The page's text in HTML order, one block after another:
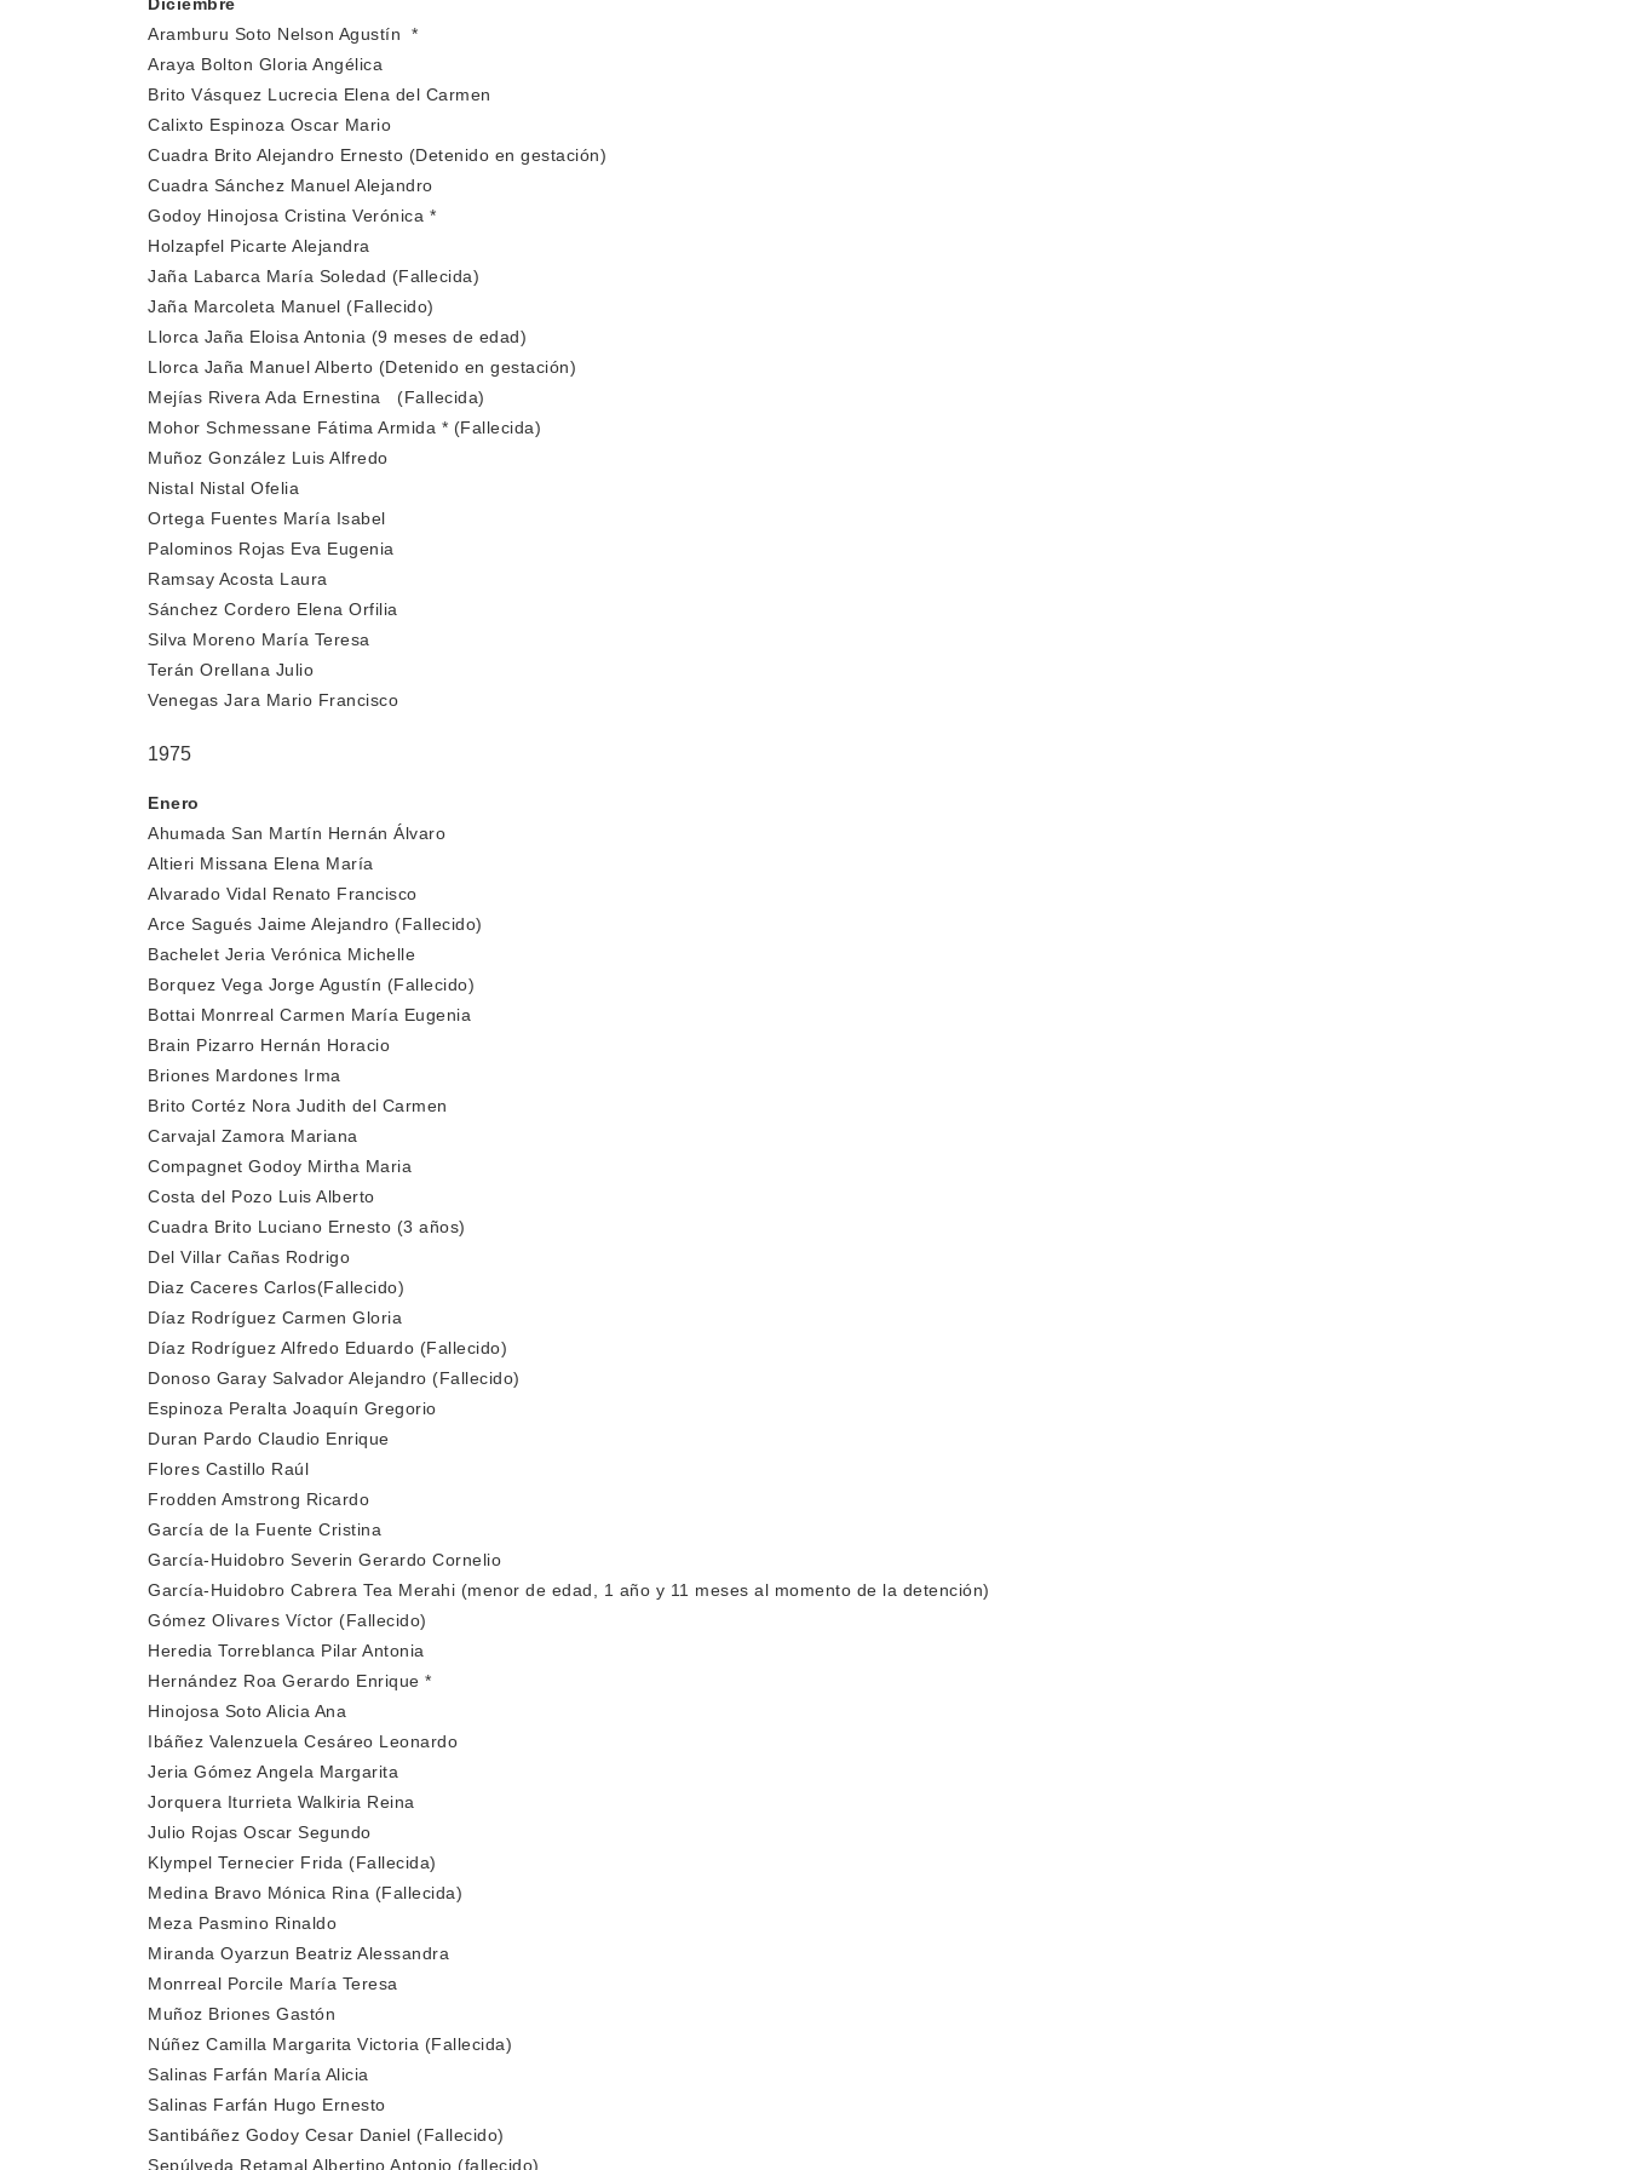
Diciembre
Aramburu Soto Nelson Agustín *
Araya Bolton Gloria Angélica
Brito Vásquez Lucrecia Elena del Carmen
Calixto Espinoza Oscar Mario
Cuadra Brito Alejandro Ernesto (Detenido en gestación)
Cuadra Sánchez Manuel Alejandro
Godoy Hinojosa Cristina Verónica *
Holzapfel Picarte Alejandra
Jaña Labarca María Soledad (Fallecida)
Jaña Marcoleta Manuel (Fallecido)
Llorca Jaña Eloisa Antonia (9 meses de edad)
Llorca Jaña Manuel Alberto (Detenido en gestación)
Mejías Rivera Ada Ernestina (Fallecida)
Mohor Schmessane Fátima Armida * (Fallecida)
Muñoz González Luis Alfredo
Nistal Nistal Ofelia
Ortega Fuentes María Isabel
Palominos Rojas Eva Eugenia
Ramsay Acosta Laura
Sánchez Cordero Elena Orfilia
Silva Moreno María Teresa
Terán Orellana Julio
Venegas Jara Mario Francisco
1975
Enero
Ahumada San Martín Hernán Álvaro
Altieri Missana Elena María
Alvarado Vidal Renato Francisco
Arce Sagués Jaime Alejandro (Fallecido)
Bachelet Jeria Verónica Michelle
Borquez Vega Jorge Agustín (Fallecido)
Bottai Monrreal Carmen María Eugenia
Brain Pizarro Hernán Horacio
Briones Mardones Irma
Brito Cortéz Nora Judith del Carmen
Carvajal Zamora Mariana
Compagnet Godoy Mirtha Maria
Costa del Pozo Luis Alberto
Cuadra Brito Luciano Ernesto (3 años)
Del Villar Cañas Rodrigo
Diaz Caceres Carlos(Fallecido)
Díaz Rodríguez Carmen Gloria
Díaz Rodríguez Alfredo Eduardo (Fallecido)
Donoso Garay Salvador Alejandro (Fallecido)
Espinoza Peralta Joaquín Gregorio
Duran Pardo Claudio Enrique
Flores Castillo Raúl
Frodden Amstrong Ricardo
García de la Fuente Cristina
García-Huidobro Severin Gerardo Cornelio
García-Huidobro Cabrera Tea Merahi (menor de edad, 1 año y 11 meses al momento de la detención)
Gómez Olivares Víctor (Fallecido)
Heredia Torreblanca Pilar Antonia
Hernández Roa Gerardo Enrique *
Hinojosa Soto Alicia Ana
Ibáñez Valenzuela Cesáreo Leonardo
Jeria Gómez Angela Margarita
Jorquera Iturrieta Walkiria Reina
Julio Rojas Oscar Segundo
Klympel Ternecier Frida (Fallecida)
Medina Bravo Mónica Rina (Fallecida)
Meza Pasmino Rinaldo
Miranda Oyarzun Beatriz Alessandra
Monrreal Porcile María Teresa
Muñoz Briones Gastón
Núñez Camilla Margarita Victoria (Fallecida)
Salinas Farfán María Alicia
Salinas Farfán Hugo Ernesto
Santibáñez Godoy Cesar Daniel (Fallecido)
Sepúlveda Retamal Albertino Antonio (fallecido)